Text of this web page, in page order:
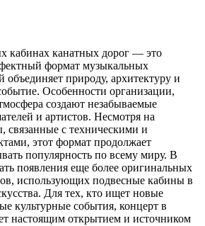
кабинах канатных дорог — это
формат музыкальных
природу, архитектуру и
Особенности организации,
создают незабываемые
и артистов. Несмотря на
связанные с техническими и
этот формат продолжает
популярность по всему миру. В
появления еще более оригинальных
использующих подвесные кабины в
Для тех, кто ищет новые
культурные события, концерт в
настоящим открытием и источником